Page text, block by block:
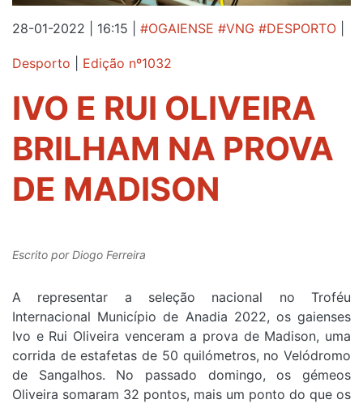
28-01-2022 | 16:15 #OGAIENSE #VNG #DESPORTO
Desporto Edição nº1032
IVO E RUI OLIVEIRA
BRILHAM NA PROVA
DE MADISON
Escrito porDiogo Ferreira
A representar a seleção nacional no Troféu
Internacional Município de Anadia 2022, os gaienses
Ivo e Rui Oliveira venceram a prova de Madison, uma
corrida de estafetas de 50 quilómetros, no Velódromo
de Sangalhos. No passado domingo, os gémeos
Oliveira somaram 32 pontos, mais um ponto do que os